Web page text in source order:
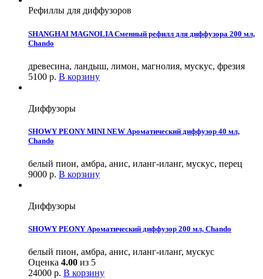
Рефиллы для диффузоров
SHANGHAI MAGNOLIA Сменный рефилл для диффузора 200 мл,
Chando
древесина, ландыш, лимон, магнолия, мускус, фрезия
5100 р. В корзину
Диффузоры
SHOWY PEONY MINI NEW Ароматический диффузор 40 мл,
Chando
белый пион, амбра, анис, иланг-иланг, мускус, перец
9000 р. В корзину
Диффузоры
SHOWY PEONY Ароматический диффузор 200 мл, Chando
белый пион, амбра, анис, иланг-иланг, мускус
Оценка 4.00 из 5
24000 р. В корзину